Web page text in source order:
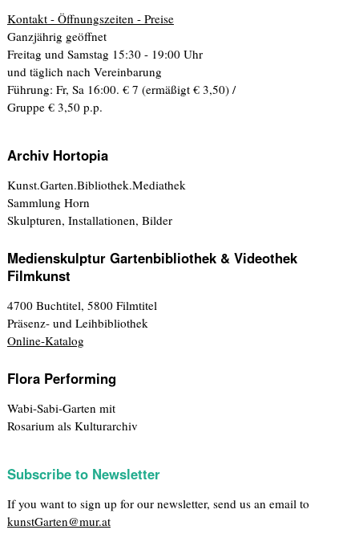
Kontakt - Öffnungszeiten - Preise
Ganzjährig geöffnet
Freitag und Samstag 15:30 - 19:00 Uhr
und täglich nach Vereinbarung
Führung: Fr, Sa 16:00. € 7 (ermäßigt € 3,50) /
Gruppe € 3,50 p.p.
Archiv Hortopia
Kunst.Garten.Bibliothek.Mediathek
Sammlung Horn
Skulpturen, Installationen, Bilder
Medienskulptur Gartenbibliothek & Videothek
Filmkunst
4700 Buchtitel, 5800 Filmtitel
Präsenz- und Leihbibliothek
Online-Katalog
Flora Performing
Wabi-Sabi-Garten mit
Rosarium als Kulturarchiv
Subscribe to Newsletter
If you want to sign up for our newsletter, send us an email to
kunstGarten@mur.at